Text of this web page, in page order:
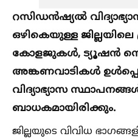
റസിഡൻഷ്യല്‍
ഒഴികെയുള്ള
കോളജുകള്‍, ട്യൂഷൻ
അങ്കണവാടികള്‍
വിദ്യാഭ്യാസ
ബാധകമായിരിക്കും.
ജില്ലയുടെ വിവിധ